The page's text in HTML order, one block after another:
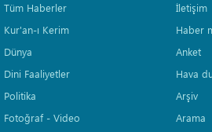
Tüm Haberler
Kur'an-ı Kerim
Dünya
Dini Faaliyetler
Politika
Fotoğraf - Video
İletişim
Haber
Anket
Hava
Arşiv
Arama